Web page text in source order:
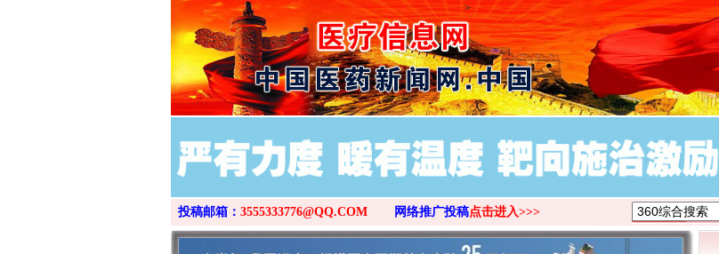
>
投稿邮箱： 3555333776@QQ.COM 网络推广投稿点击进入>>>